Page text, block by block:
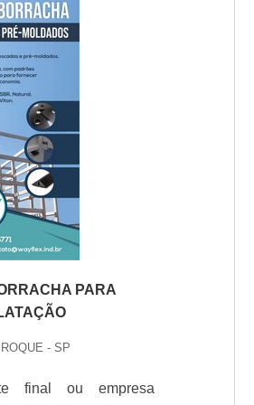
especializadas no
tipo de cuidado ajuda
e durabilidade
de evitar prejuízos
PARA
- SP
final ou empresa